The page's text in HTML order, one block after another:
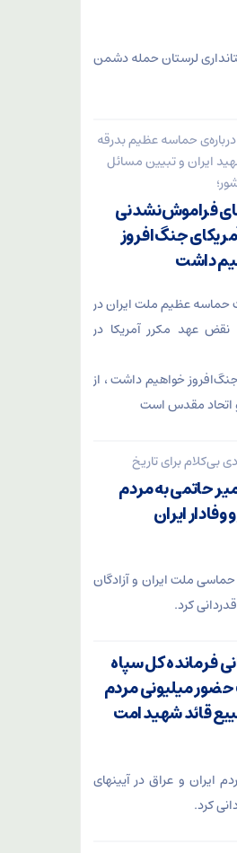
لرستان حمله دشمن
درباره‌ی حماسه عظیم بدرقه
ایران و تبیین مسائل
فراموش‌نشدنی
جنگ‌افروز
داشت
حماسه عظیم ملت ایران در
نقض عهد مکرر آمریکا در
خواهیم داشت ، از
و اتحاد مقدس است
بی‌کلام برای تاریخ
حاتمی به مردم
وفادار ایران
ملت ایران و آزادگان
کرد.
فرمانده کل سپاه
میلیونی مردم
قائد شهید امت
ایران و عراق در آیینهای
کرد.